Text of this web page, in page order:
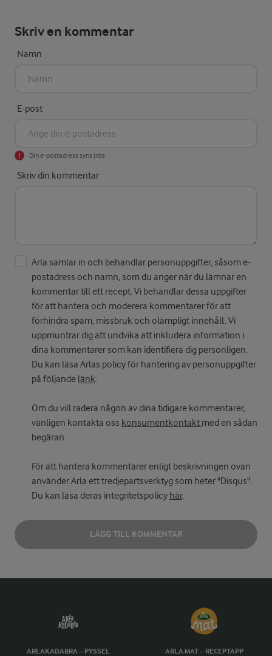
Skriv en kommentar
Namn
E-post
Din e-postadress syns inte
Skriv din kommentar
Arla samlar in och behandlar personuppgifter, såsom e-
postadress och namn, som du anger när du lämnar en
kommentar till ett recept. Vi behandlar dessa uppgifter
för att hantera och moderera kommentarer för att
förhindra spam, missbruk och olämpligt innehåll. Vi
uppmuntrar dig att undvika att inkludera information i
dina kommentarer som kan identifiera dig personligen.
Du kan läsa Arlas policy för hantering av personuppgifter
på följande länk.
Om du vill radera någon av dina tidigare kommentarer,
vänligen kontakta oss konsumentkontakt med en sådan
begäran.
För att hantera kommentarer enligt beskrivningen ovan
använder Arla ett tredjepartsverktyg som heter "Disqus".
Du kan läsa deras integritetspolicy här.
LÄGG TILL KOMMENTAR
ARLAKADABRA – PYSSEL
ARLA MAT – RECEPTAPP